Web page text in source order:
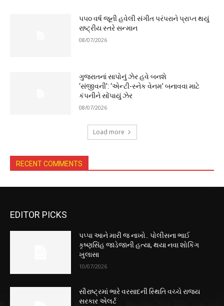
૫૫૦ વર્ષ જૂની હવેલી સંગીત પરંપરાને પ્રાપ્ત થયું
રાષ્ટ્રીય સ્તરે સન્માન
08/07/2026
ગુજરાતનાં સાપોનું ઝેર હવે બનશે
‘સંજીવની’: ‘એન્ટી-સ્નેક વેનમ’ બનાવવા માટે
કંપનીને સોંપાયું ઝેર
08/07/2026
Load more
RECENT COMMENTS
EDITOR PICKS
પપ્પા આને મારી જ નાખો.. પોલીસના ભાઈ
કૃષ્ણસિંહ જાડેજાની હત્યા, થયા નવા શોકિંગ
ખુલાસા
10/07/2026
સૌરાષ્ટ્રમાં ભારે વરસાદની સ્થિતિ વચ્ચે રાજ્ય
સરકાર એલર્ટ